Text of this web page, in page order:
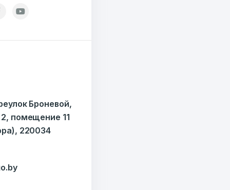
Броневой,
помещение 11
220034